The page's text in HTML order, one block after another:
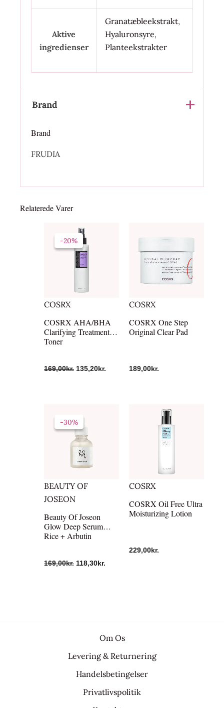
Aktive
ingredienser
Granatæbleekstrakt,
Hyaluronsyre,
Planteekstrakter
Brand
Brand
FRUDIA
Relaterede Varer
-20%
COSRX
-20%
COSRX AHA/BHA
Clarifying Treatment
Toner
169,00kr.
Den
oprindelige
pris
var:
169,00kr..
135,20kr.
COSRX
COSRX One Step
Original Clear Pad
189,00kr.
-30%
BEAUTY OF
JOSEON
-30%
Beauty Of Joseon
Glow Deep Serum
Rice + Arbutin
169,00kr.
oprindelige
pris
var:
169,00kr..
118,30kr.
COSRX
COSRX Oil Free Ultra
Moisturizing Lotion
229,00kr.
Om Os
Levering & Returnering
Handelsbetingelser
Privatlivspolitik